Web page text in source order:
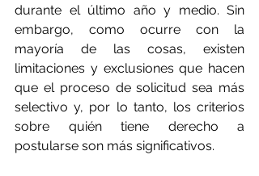
durante el último año y medio. Sin
embargo, como ocurre con la
mayoría de las cosas, existen
limitaciones y exclusiones que hacen
que el proceso de solicitud sea más
selectivo y, por lo tanto, los criterios
sobre quién tiene derecho a
postularse son más significativos.